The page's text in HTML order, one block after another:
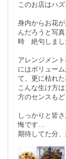
このお店はハ
身内からお花
んだろうと写
時　絶句しまし
アレンジメン
にはボリュー
て、更に枯れた
こんな生け方
方のセンスも
しっかりと皆
悔です…
期待してた分、